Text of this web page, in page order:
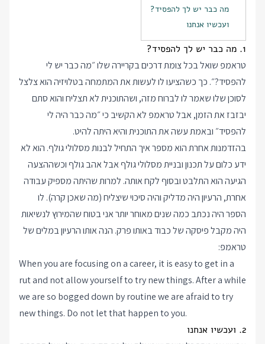
מה כבר יש לך להפסיד?
ועכשיו אנחנו
1. מה כבר יש לך להפסיד?
טראמפ שואל בכל צומת דרכים בקריירה שלו ״מה כבר יש לי
להפסיד?״. כך כשהציעו לו לעשות את המתמחה בטלויזיה הוא צלצל
לסוכן שלו שאמר לו לברוח מזה, ושהתוכנית לא תצליח והוא סתם
יבזבז את הזמן, אבל טראמפ לא הקשיב כי ״מה כבר היה לי
להפסיד״ ובאמת עשה את התוכנית והיא היתה להיט.
בהזדמנות אחרת הוא מספר איך התחיל לבנות מסלולי גולף. הוא לא
ידע כלום על תכנון ובניית מסלולי גולף אבל אהב גולף וכשההצעה
הגיעה הוא התלבט ובסוף לקח אותה. למרות שהיתה מספיק עבודה
אחרת, הרעיון היה מדליק והיה סיכוי שיצליח (מה שאכן קרה). לו
הספר היה נכתב כמה שנים מאוחר יותר אני בטוח שהמירוץ לנשיאות
היה מקבל פיסקה של כבוד באותו פרק. הנה אותו הרעיון במלים של
טראמפ:
When you are focusing on a career, it is easy to get in a
rut and not allow yourself to try new things. After a while
we are so bogged down by routine we are afraid to try
new things. Do not let that happen to you.
2. ועכשיו אנחנו